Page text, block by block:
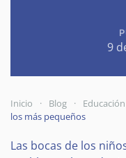
9
Inicio Blog
los más pequeños
Las bocas de los